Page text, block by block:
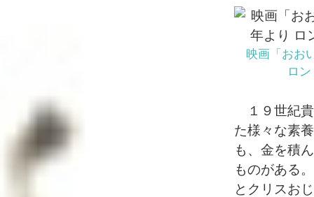
映画「おお
ロ
１９世紀貴
た様々な素
も、金を積
ものがある
とクリスお